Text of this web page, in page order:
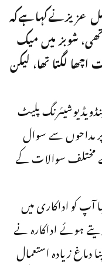
عزیزنےکہاہےکہ
شوبز میں میک
لگتا تھا، لیکن
پلیٹ
مداحوں سے سوال
مختلف سوالات کے
آپ کو اداکاری میں
ہوئے اداکارہ نے
دماغ زیادہ استعمال